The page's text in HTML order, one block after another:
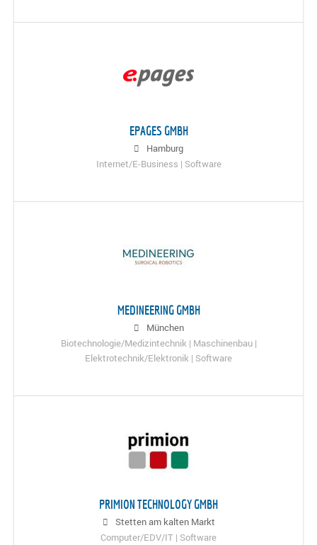
EPAGES GMBH
Hamburg
Internet/E-Business | Software
MEDINEERING GMBH
München
Biotechnologie/Medizintechnik | Maschinenbau |
Elektrotechnik/Elektronik | Software
PRIMION TECHNOLOGY GMBH
Stetten am kalten Markt
Computer/EDV/IT | Software